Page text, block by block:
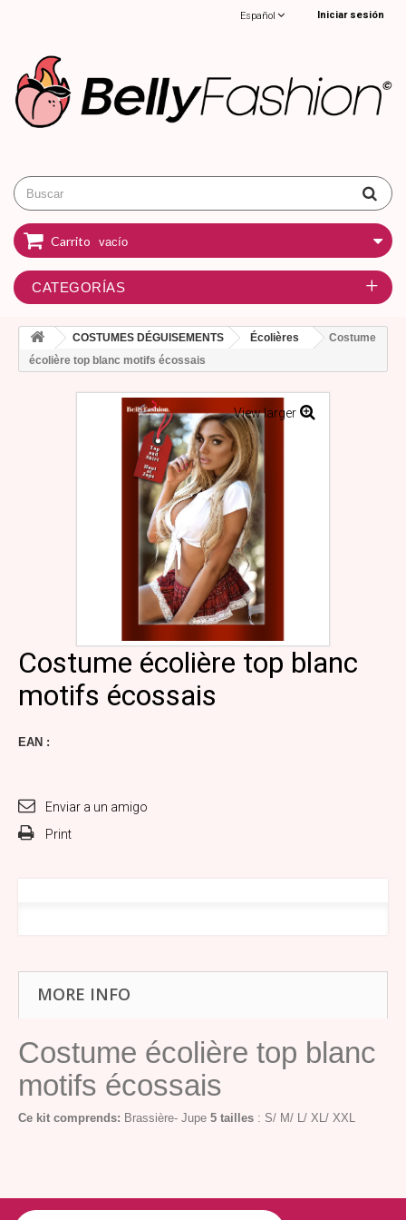
Iniciar sesión
Español
Carrito vacío
CATEGORÍAS
COSTUMES DÉGUISEMENTS Écolières
Costume
écolière top blanc motifs écossais
View larger
Costume écolière top blanc
motifs écossais
EAN :
Enviar a un amigo
Print
MORE INFO
Costume écolière top blanc
motifs écossais
Ce kit comprends: Brassière- Jupe 5 tailles : S/ M/ L/ XL/ XXL